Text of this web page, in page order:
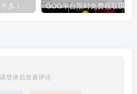
优惠寄快递最高便宜一半多！白鸽惠递
请登录后发表评论